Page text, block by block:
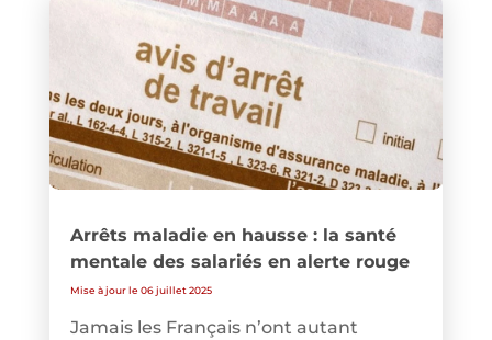
Arrêts maladie en hausse : la santé
mentale des salariés en alerte rouge
Mise à jour le 06 juillet 2025
Jamais les Français n’ont autant